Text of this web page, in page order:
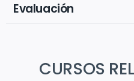
Evaluación
CURSOS